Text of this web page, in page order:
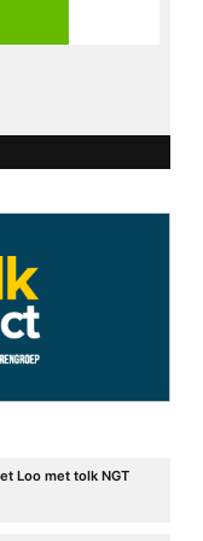
Loo met tolk NGT